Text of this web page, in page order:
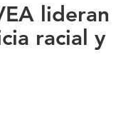
lideran
racial y